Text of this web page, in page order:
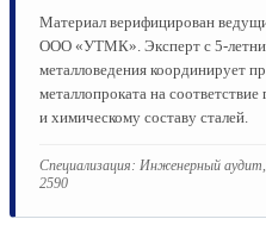
Материал верифицирован
ООО «УТМК». Эксперт с 5-
металловедения координирует
металлопроката на
и химическому составу сталей.
Специализация: Инженерный
2590